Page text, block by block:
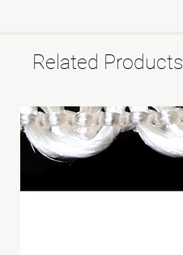
Related Products